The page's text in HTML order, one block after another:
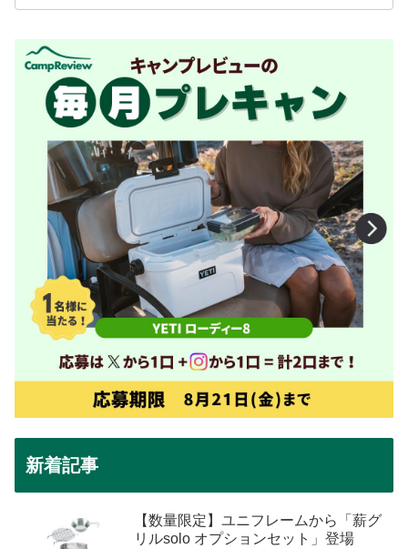
新着記事
【数量限定】ユニフレームから「薪グ
リルsolo オプションセット」登場